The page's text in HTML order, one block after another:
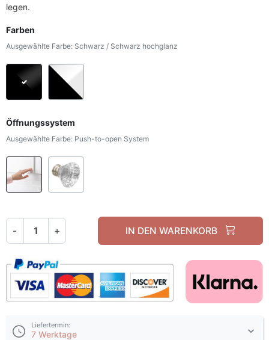
legen.
Farben
Ausgewählte Farbe: Schwarz / Schwarz hochglanz
Schwarz / Schwarz hochglanz
Öffnungssystem
Ausgewählte Farbe: Push-to-open System
Push-to-open System
- + IN DEN WARENKORB
Liefertermin:
7 Werktage